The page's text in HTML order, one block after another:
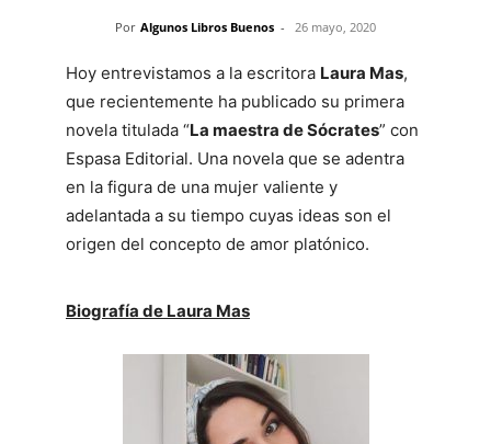
Por Algunos Libros Buenos - 26 mayo, 2020
Hoy entrevistamos a la escritora Laura Mas,
que recientemente ha publicado su primera
novela titulada “La maestra de Sócrates” con
Espasa Editorial. Una novela que se adentra
en la figura de una mujer valiente y
adelantada a su tiempo cuyas ideas son el
origen del concepto de amor platónico.
Biografía de Laura Mas